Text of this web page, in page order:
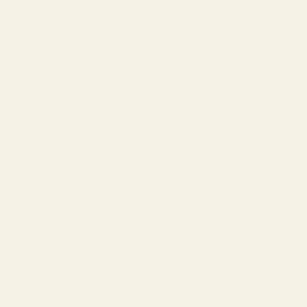
to carousel navigation using the skip links.